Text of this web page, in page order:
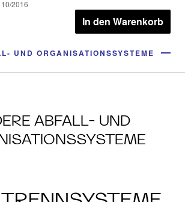
2016
In den Warenkorb
UND ORGANISATIONSSYSTEME
ABFALL- UND